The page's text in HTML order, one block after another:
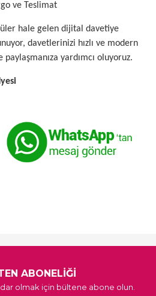
ve Teslimat
hale gelen dijital davetiye
davetlerinizi hızlı ve modern
yardımcı oluyoruz.
ABONELİĞİ
olmak için bültene abone olun.